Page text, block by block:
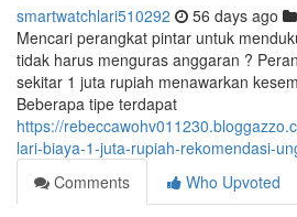
smartwatchlari510292 56 days ago
Mencari perangkat pintar untuk
tidak harus menguras anggaran ?
sekitar 1 juta rupiah menawarkan
Beberapa tipe terdapat
https://
lari-biaya-1-juta-rupiah-rekomendasi-
Comments
Who Upvoted